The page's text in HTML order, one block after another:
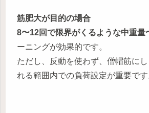
筋肥大が目的の場合
8〜12回で限界がくるような中重量
ーニングが効果的です。
ただし、反動を使わず、僧帽筋に
れる範囲内での負荷設定が重要です